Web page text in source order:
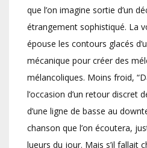
que l’on imagine sortie d’un
étrangement sophistiqué. La
épouse les contours glacés
mécanique pour créer des
mélancoliques. Moins froid,
l’occasion d’un retour discret
d’une ligne de basse au
chanson que l’on écoutera,
lueurs du jour. Mais s’il fallait